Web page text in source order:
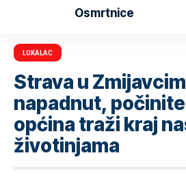
Osmrtnice
LOKALAC
Strava u
napadnut,
općina traži kraj
životinjama